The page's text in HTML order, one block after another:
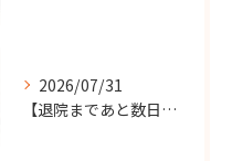
2026/07/31
【退院まであと数日…】老人ホーム探しを急ぐケースで大切なこと...